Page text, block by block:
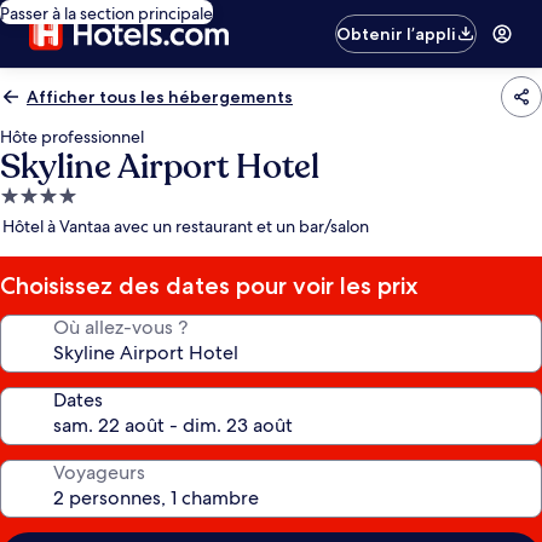
Passer à la section principale
Obtenir l’appli
Afficher tous les hébergements
Hôte professionnel
Skyline Airport Hotel
Hébergement
4.0 étoiles
Hôtel à Vantaa avec un restaurant et un bar/salon
Choisissez des dates pour voir les prix
Où allez-vous ?
Dates
Voyageurs